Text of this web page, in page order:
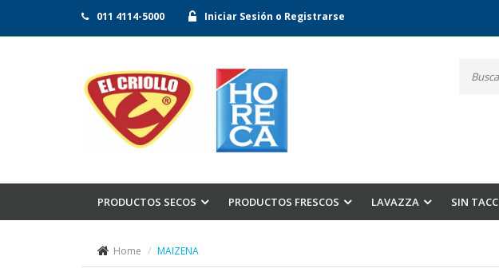
011 4114-5000 Iniciar Sesión o Registrarse
PRODUCTOS SECOS PRODUCTOS FRESCOS LAVAZZA SIN TACC
Home MAIZENA